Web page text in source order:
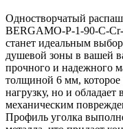
Одностворчатый
BERGAMO-P-1-90-C-Cr-
станет идеальным
душевой зоны в вашей
прочного и надежного
толщиной 6 мм, которое
нагрузку, но и
механическим
Профиль уголка